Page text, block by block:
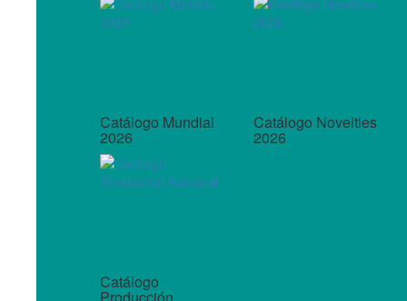
Catálogo Mundial
2026
Catálogo Novelties
2026
Catálogo